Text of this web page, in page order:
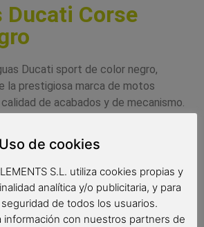
Ducati Corse
Ducati sport de color negro,
la prestigiosa marca de motos
de acabados y de mecanismo.
Uso de cookies
S.L. utiliza cookies propias y
analítica y/o publicitaria, y para
de todos los usuarios.
información con nuestros partners de